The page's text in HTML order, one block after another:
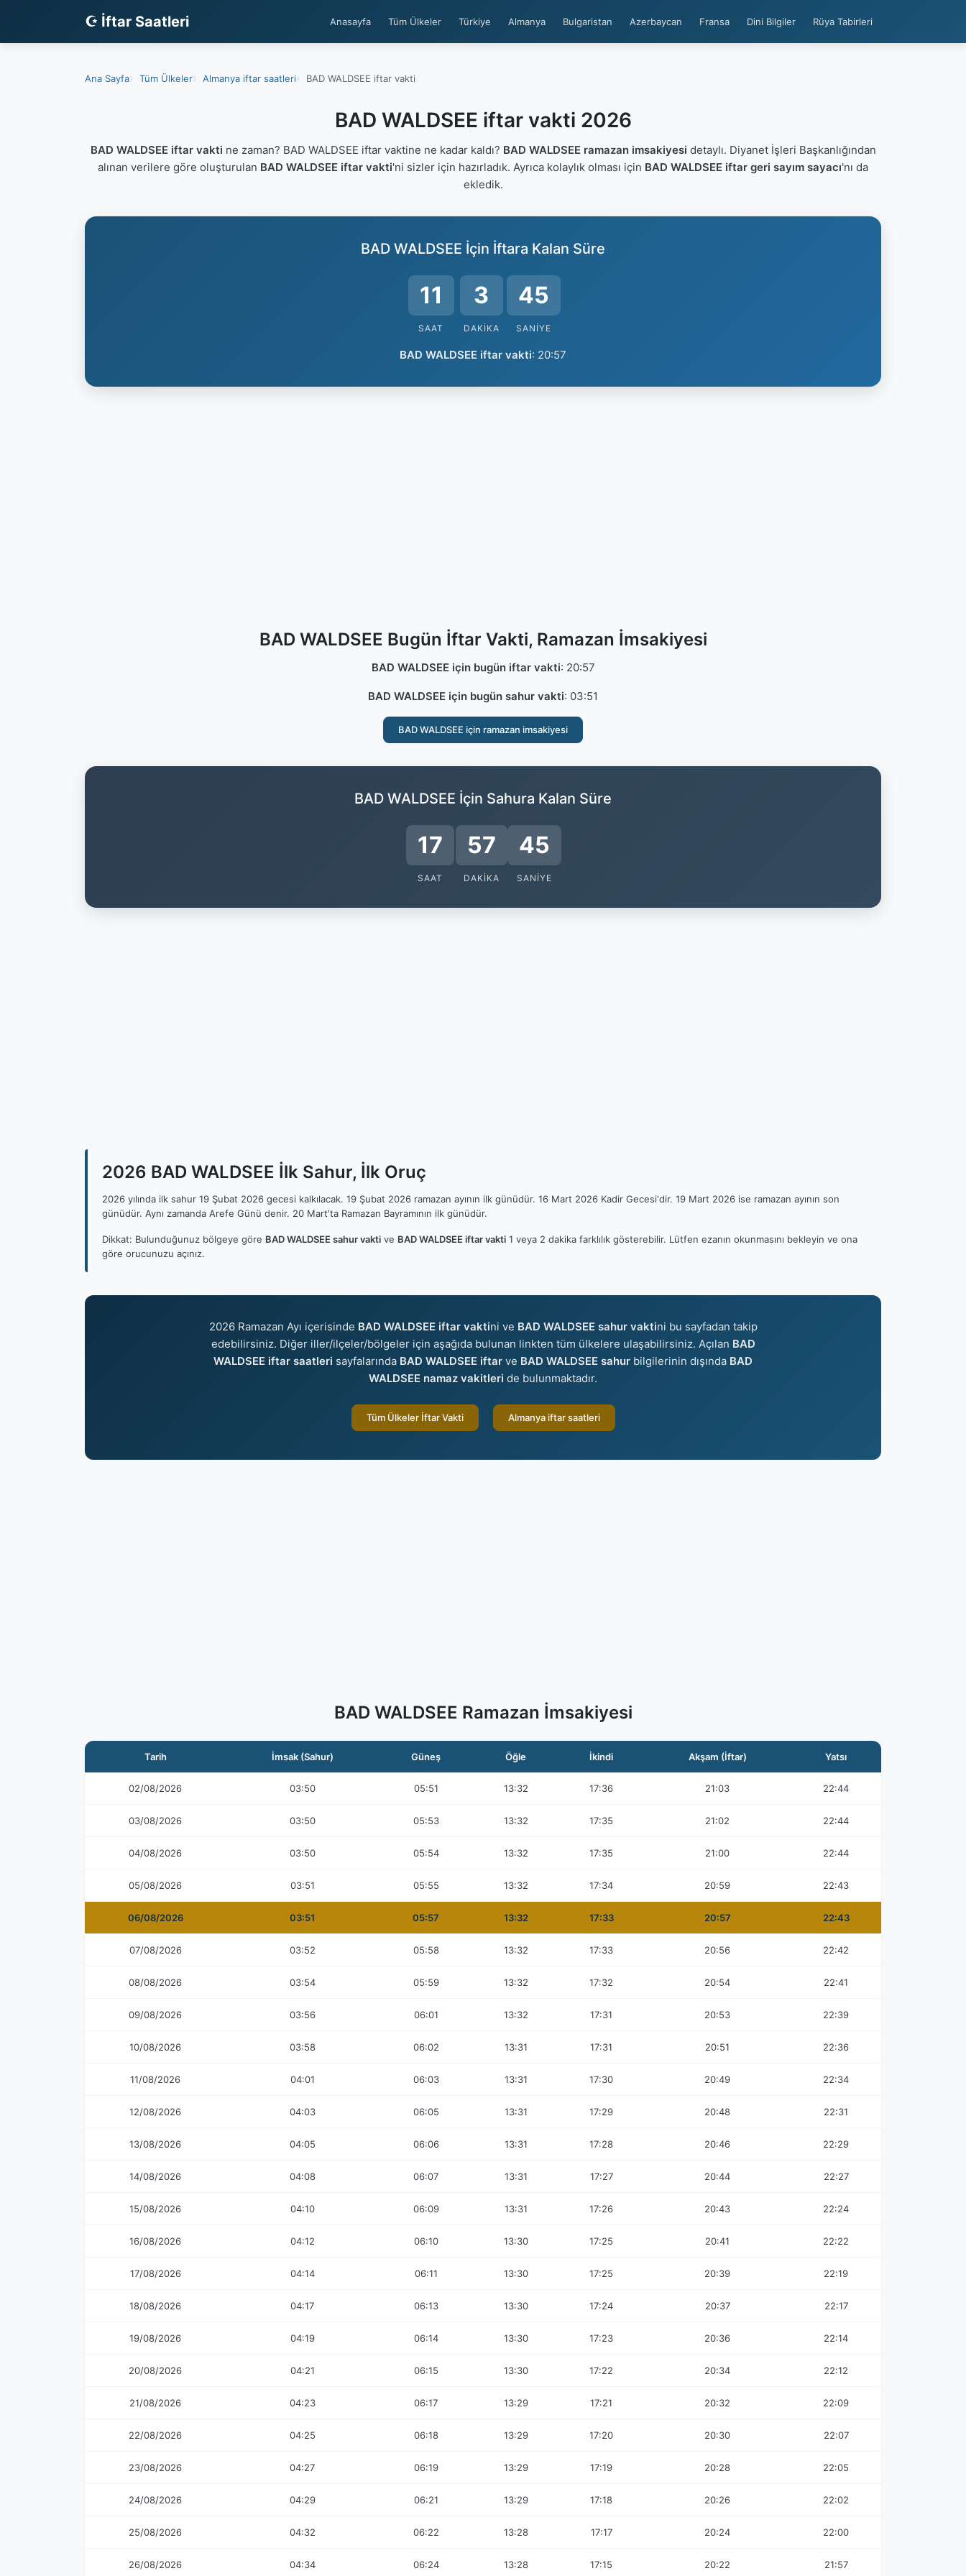
☪ İftar Saatleri Anasayfa Tüm Ülkeler Türkiye Almanya Bulgaristan Azerbaycan Fransa Dini Bilgiler Rüya Tabirleri
Ana Sayfa Tüm Ülkeler Almanya iftar saatleri BAD WALDSEE iftar vakti
BAD WALDSEE iftar vakti 2026
BAD WALDSEE iftar vakti ne zaman? BAD WALDSEE iftar vaktine ne kadar kaldı? BAD WALDSEE ramazan imsakiyesi detaylı. Diyanet İşleri Başkanlığından
alınan verilere göre oluşturulan BAD WALDSEE iftar vakti'ni sizler için hazırladık. Ayrıca kolaylık olması için BAD WALDSEE iftar geri sayım sayacı'nı da
ekledik.
BAD WALDSEE İçin İftara Kalan Süre
11
SAAT
3
DAKIKA
44
SANIYE
BAD WALDSEE iftar vakti: 20:57
BAD WALDSEE Bugün İftar Vakti, Ramazan İmsakiyesi
BAD WALDSEE için bugün iftar vakti: 20:57
BAD WALDSEE için bugün sahur vakti: 03:51
BAD WALDSEE için ramazan imsakiyesi
BAD WALDSEE İçin Sahura Kalan Süre
17
SAAT
57
DAKIKA
44
SANIYE
2026 BAD WALDSEE İlk Sahur, İlk Oruç
2026 yılında ilk sahur 19 Şubat 2026 gecesi kalkılacak. 19 Şubat 2026 ramazan ayının ilk günüdür. 16 Mart 2026 Kadir Gecesi'dir. 19 Mart 2026 ise ramazan ayının son
günüdür. Aynı zamanda Arefe Günü denir. 20 Mart'ta Ramazan Bayramının ilk günüdür.
Dikkat: Bulunduğunuz bölgeye göre BAD WALDSEE sahur vakti ve BAD WALDSEE iftar vakti 1 veya 2 dakika farklılık gösterebilir. Lütfen ezanın okunmasını bekleyin ve ona
göre orucunuzu açınız.
2026 Ramazan Ayı içerisinde BAD WALDSEE iftar vaktini ve BAD WALDSEE sahur vaktini bu sayfadan takip
edebilirsiniz. Diğer iller/ilçeler/bölgeler için aşağıda bulunan linkten tüm ülkelere ulaşabilirsiniz. Açılan BAD
WALDSEE iftar saatleri sayfalarında BAD WALDSEE iftar ve BAD WALDSEE sahur bilgilerinin dışında BAD
WALDSEE namaz vakitleri de bulunmaktadır.
Tüm Ülkeler İftar Vakti Almanya iftar saatleri
BAD WALDSEE Ramazan İmsakiyesi
Tarih İmsak (Sahur) Güneş Öğle İkindi Akşam (İftar) Yatsı
02/08/2026 03:50 05:51 13:32 17:36 21:03 22:44
03/08/2026 03:50 05:53 13:32 17:35 21:02 22:44
04/08/2026 03:50 05:54 13:32 17:35 21:00 22:44
05/08/2026 03:51 05:55 13:32 17:34 20:59 22:43
06/08/2026 03:51 05:57 13:32 17:33 20:57 22:43
07/08/2026 03:52 05:58 13:32 17:33 20:56 22:42
08/08/2026 03:54 05:59 13:32 17:32 20:54 22:41
09/08/2026 03:56 06:01 13:32 17:31 20:53 22:39
10/08/2026 03:58 06:02 13:31 17:31 20:51 22:36
11/08/2026 04:01 06:03 13:31 17:30 20:49 22:34
12/08/2026 04:03 06:05 13:31 17:29 20:48 22:31
13/08/2026 04:05 06:06 13:31 17:28 20:46 22:29
14/08/2026 04:08 06:07 13:31 17:27 20:44 22:27
15/08/2026 04:10 06:09 13:31 17:26 20:43 22:24
16/08/2026 04:12 06:10 13:30 17:25 20:41 22:22
17/08/2026 04:14 06:11 13:30 17:25 20:39 22:19
18/08/2026 04:17 06:13 13:30 17:24 20:37 22:17
19/08/2026 04:19 06:14 13:30 17:23 20:36 22:14
20/08/2026 04:21 06:15 13:30 17:22 20:34 22:12
21/08/2026 04:23 06:17 13:29 17:21 20:32 22:09
22/08/2026 04:25 06:18 13:29 17:20 20:30 22:07
23/08/2026 04:27 06:19 13:29 17:19 20:28 22:05
24/08/2026 04:29 06:21 13:29 17:18 20:26 22:02
25/08/2026 04:32 06:22 13:28 17:17 20:24 22:00
26/08/2026 04:34 06:24 13:28 17:15 20:22 21:57